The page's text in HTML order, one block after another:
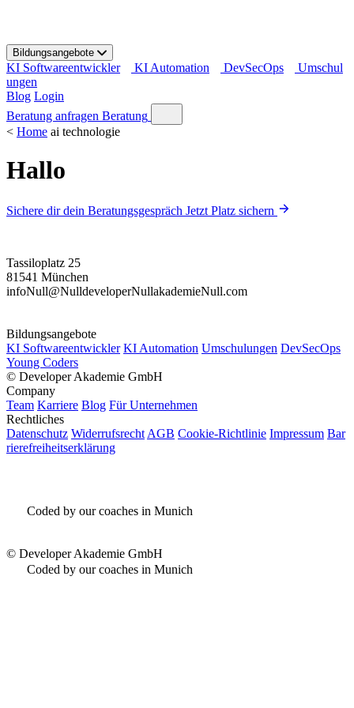
t
o
c
o
n
t
Bildungsangebote
KI Softwareentwickler KI Automation DevSecOps
Umschul
ungen
Blog Login
Beratung anfragen Beratung
< Home ai technologie
Hallo
Sichere dir dein Beratungsgespräch Jetzt Platz sichern
Tassiloplatz 25
81541 München
infoNull@NulldeveloperNullakademieNull.com
Bildungsangebote
KI Softwareentwickler KI Automation Umschulungen DevSecOps
Young Coders
© Developer Akademie GmbH
Company
Team Karriere Blog Für Unternehmen
Rechtliches
Datenschutz Widerrufsrecht AGB Cookie-Richtlinie Impressum Bar
rierefreiheitserklärung
Coded by our coaches in Munich
© Developer Akademie GmbH
Coded by our coaches in Munich